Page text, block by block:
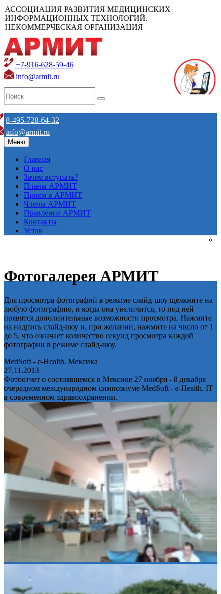
АССОЦИАЦИЯ РАЗВИТИЯ МЕДИЦИНСКИХ
ИНФОРМАЦИОННЫХ ТЕХНОЛОГИЙ.
НЕКОММЕРЧЕСКАЯ ОРГАНИЗАЦИЯ
+7-916-628-59-46
info@armit.ru
8-495-728-64-32
info@armit.ru
Меню
Главная
О нас
Зачем вступать?
Планы АРМИТ
Прием в АРМИТ
Члены АРМИТ
Правление АРМИТ
Контакты
Устав
Фотогалерея АРМИТ
Для просмотра фотографий в режиме слайд-шоу щелкните на
любую фотографию, и когда она увеличится, то под ней
появятся дополнительные возможности просмотра. Нажмите
на надпись слайд-шоу и, при желании, нажмите на число от 1
до 5, что означает количество секунд просмотра каждой
фотографии в режиме слайд-шоу.
MedSoft - e-Health. Мексика
27.11.2013
Фотоотчет о состоявшемся в Мексике 27 ноября - 8 декабря
очередном международном симпозиуме MedSoft - e-Health. IT
в современном здравоохранении.